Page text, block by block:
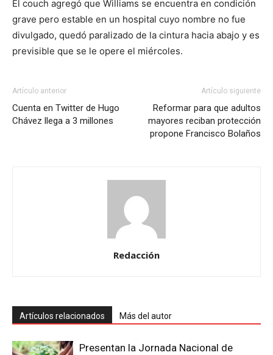
El couch agregó que Williams se encuentra en condición
grave pero estable en un hospital cuyo nombre no fue
divulgado, quedó paralizado de la cintura hacia abajo y es
previsible que se le opere el miércoles.
Artículo anterior
Cuenta en Twitter de Hugo
Chávez llega a 3 millones
Artículo siguiente
Reformar para que adultos
mayores reciban protección
propone Francisco Bolaños
Redacción
Artículos relacionados Más del autor
Presentan la Jornada Nacional de